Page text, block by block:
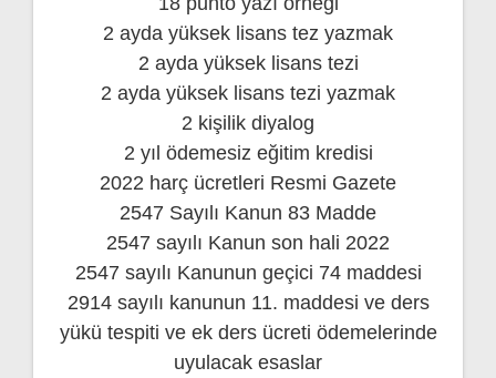
2 ayda yüksek lisans tez yazmak
2 ayda yüksek lisans tezi
2 ayda yüksek lisans tezi yazmak
2 kişilik diyalog
2 yıl ödemesiz eğitim kredisi
2022 harç ücretleri Resmi Gazete
2547 Sayılı Kanun 83 Madde
2547 sayılı Kanun son hali 2022
2547 sayılı Kanunun geçici 74 maddesi
2914 sayılı kanunun 11. maddesi ve ders
yükü tespiti ve ek ders ücreti ödemelerinde
uyulacak esaslar